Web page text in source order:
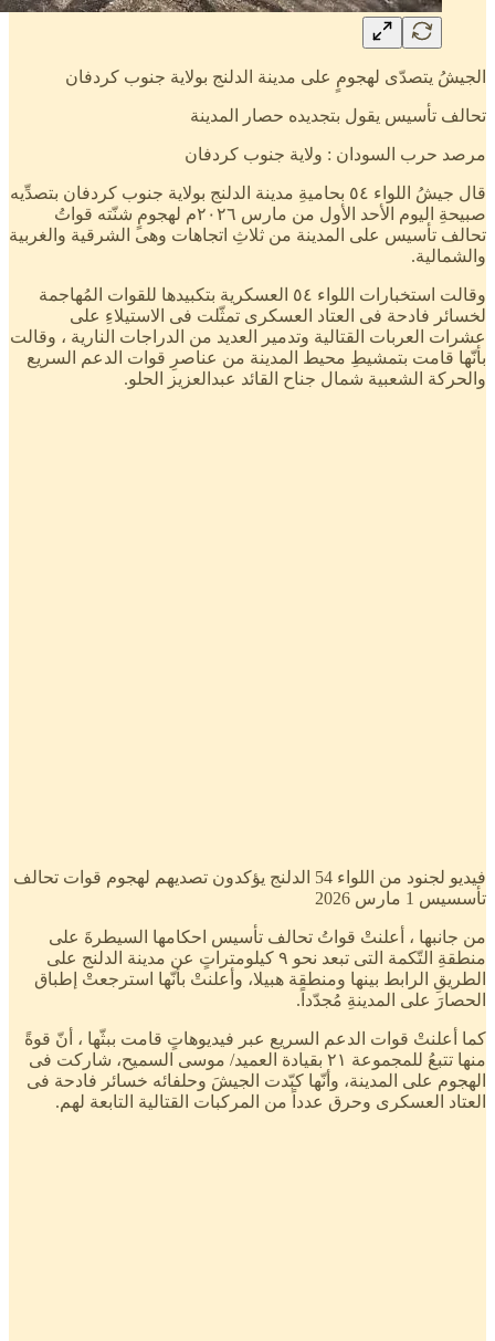
الجيشُ يتصدّى لهجومٍ على مدينة الدلنج بولاية جنوب كردفان
تحالف تأسيس يقول بتجديده حصار المدينة
مرصد حرب السودان : ولاية جنوب كردفان
قال جيشُ اللواء ٥٤ بحاميةِ مدينة الدلنج بولاية جنوب كردفان بتصدِّيه
صبيحةِ اليوم الأحد الأول من مارس ٢٠٢٦م لهجومٍ شنّته قواتُ
تحالف تأسيس على المدينة من ثلاثِ اتجاهات وهى الشرقية والغربية
والشمالية.
وقالت استخبارات اللواء ٥٤ العسكرية بتكبيدها للقوات المُهاجمة
لخسائر فادحة فى العتاد العسكرى تمثّلت فى الاستيلاءِ على
عشرات العربات القتالية وتدمير العديد من الدراجات النارية ، وقالت
بأنّها قامت بتمشيطِ محيط المدينة من عناصرِ قوات الدعم السريع
والحركة الشعبية شمال جناح القائد عبدالعزيز الحلو.
فيديو لجنود من اللواء 54 الدلنج يؤكدون تصديهم لهجوم قوات تحالف
تأسسيس 1 مارس 2026
من جانبها ، أعلنتْ قواتُ تحالف تأسيس احكامها السيطرةَ على
منطقةِ التّكمة التى تبعد نحو ٩ كيلومتراتٍ عن مدينة الدلنج على
الطريقِ الرابط بينها ومنطقة هبيلا، وأعلنتْ بأنّها استرجعتْ إطباق
الحصارَ على المدينةِ مُجدّداً.
كما أعلنتْ قوات الدعم السريع عبر فيديوهاتٍ قامت ببثّها ، أنّ قوةً
منها تتبعُ للمجموعة ٢١ بقيادة العميد/ موسى السميح، شاركت فى
الهجوم على المدينة، وأنّها كبّدت الجيشَ وحلفائه خسائر فادحة فى
العتاد العسكرى وحرق عدداً من المركبات القتالية التابعة لهم.